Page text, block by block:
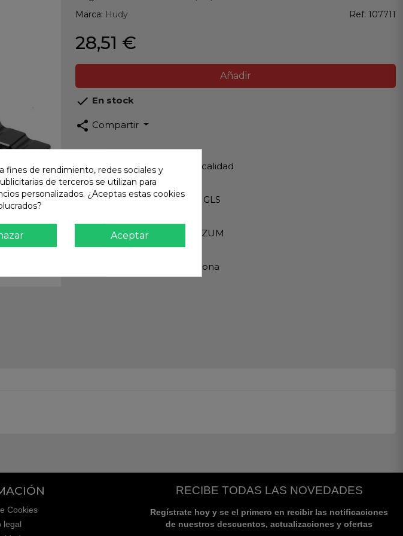
Marca: Hudy Ref: 107711
28,51 €
Añadir
 En stock
share Compartir
Productos de Máxima calidad
Envío Rápido
Envios Internacionales GLS
Pago Seguro
TARJETA - PAYPAL - BIZUM
Te atendemos en persona
Cookies
legal
RECIBE TODAS LAS NOVEDADES
Regístrate hoy y se el primero en recibir las notificaciones
de nuestros descuentos, actualizaciones y ofertas
fines de rendimiento, redes sociales y
de terceros se utilizan para
personalizados. ¿Aceptas estas cookies
Aceptar